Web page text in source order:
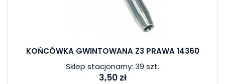
KOŃCÓWKA GWINTOWANA Z3 PRAWA 14360
Sklep stacjonarny: 39 szt.
3,50 zł